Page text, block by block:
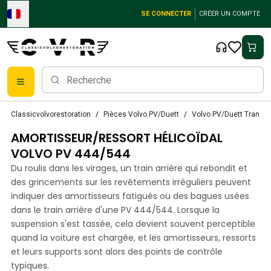
Skip to main content
SE CONNECTER CRÉER UN COMPTE
Pièces Volvo PV/Duett
Système de freinage Volvo PV/Duett
Volvo PV/Duett Fuel/Exhaust system
Volvo PV/Duett Équipement électrique
Volvo PV/Duett Suspension avant
Volvo PV/Duett Pièces intérieures
Volvo PV/Duett Pièces de carrosserie
Volvo PV/Duett Transmission/Suspension arrière
Système de refroidissement Volvo PV/Duett
Pièces pour moteurs Volvo PV/Duett
Classicvolvorestoration Pièces Volvo PV/Duett Volvo PV/Duett
AMORTISSEUR/RESSORT HÉLICOÏDAL
VOLVO PV 444/544
Du roulis dans les virages, un train arrière qui rebondit et
des grincements sur les revêtements irréguliers peuvent
indiquer des amortisseurs fatigués ou des bagues usées
dans le train arrière d'une PV 444/544. Lorsque la
suspension s'est tassée, cela devient souvent perceptible
quand la voiture est chargée, et les amortisseurs, ressorts
et leurs supports sont alors des points de contrôle
typiques.